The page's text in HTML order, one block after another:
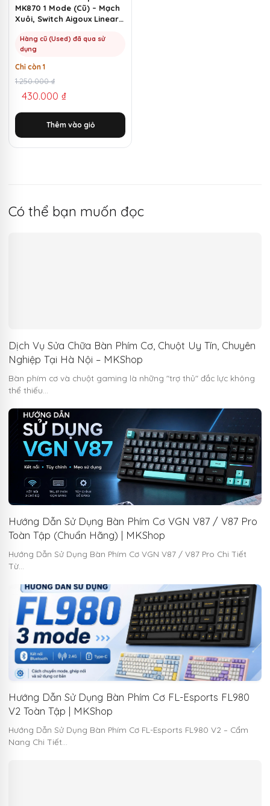
MK870 1 Mode (Cũ) – Mạch
Xuôi, Switch Aigoux Linear |
Hàng cũ (Used) đã qua sử
dụng
Chỉ còn 1
1.250.000₫
Giá
gốc
là:
1.250.000 ₫.
430.000 ₫
Giá
hiện
tại
là:
430.000 ₫.
Thêm vào giỏ
Có thể bạn muốn đọc
Dịch Vụ Sửa Chữa Bàn Phím Cơ, Chuột Uy Tín, Chuyên
Nghiệp Tại Hà Nội – MKShop
Bàn phím cơ và chuột gaming là những "trợ thủ" đắc lực không
thể thiếu…
Hướng Dẫn Sử Dụng Bàn Phím Cơ VGN V87 / V87 Pro
Toàn Tập (Chuẩn Hãng) | MKShop
Hướng Dẫn Sử Dụng Bàn Phím Cơ VGN V87 / V87 Pro Chi Tiết
Từ…
Hướng Dẫn Sử Dụng Bàn Phím Cơ FL-Esports FL980
V2 Toàn Tập | MKShop
Hướng Dẫn Sử Dụng Bàn Phím Cơ FL-Esports FL980 V2 – Cẩm
Nang Chi Tiết…